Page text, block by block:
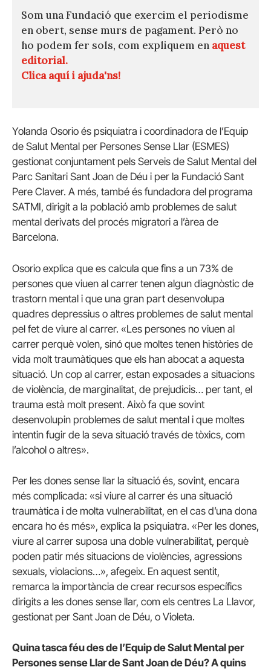
Som una Fundació que exercim el periodisme
en obert, sense murs de pagament. Però no
ho podem fer sols, com expliquem en aquest
editorial.
Clica aquí i ajuda'ns!
Yolanda Osorio és psiquiatra i coordinadora de l’Equip
de Salut Mental per Persones Sense Llar (ESMES)
gestionat conjuntament pels Serveis de Salut Mental del
Parc Sanitari Sant Joan de Déu i per la Fundació Sant
Pere Claver. A més, també és fundadora del programa
SATMI, dirigit a la població amb problemes de salut
mental derivats del procés migratori a l’àrea de
Barcelona.
Osorio explica que es calcula que fins a un 73% de
persones que viuen al carrer tenen algun diagnòstic de
trastorn mental i que una gran part desenvolupa
quadres depressius o altres problemes de salut mental
pel fet de viure al carrer. «Les persones no viuen al
carrer perquè volen, sinó que moltes tenen històries de
vida molt traumàtiques que els han abocat a aquesta
situació. Un cop al carrer, estan exposades a situacions
de violència, de marginalitat, de prejudicis… per tant, el
trauma està molt present. Això fa que sovint
desenvolupin problemes de salut mental i que moltes
intentin fugir de la seva situació través de tòxics, com
l’alcohol o altres».
Per les dones sense llar la situació és, sovint, encara
més complicada: «si viure al carrer és una situació
traumàtica i de molta vulnerabilitat, en el cas d’una dona
encara ho és més», explica la psiquiatra. «Per les dones,
viure al carrer suposa una doble vulnerabilitat, perquè
poden patir més situacions de violències, agressions
sexuals, violacions…», afegeix. En aquest sentit,
remarca la importància de crear recursos específics
dirigits a les dones sense llar, com els centres La Llavor,
gestionat per Sant Joan de Déu, o Violeta.
Quina tasca féu des de l’Equip de Salut Mental per
Persones sense Llar de Sant Joan de Déu? A quins